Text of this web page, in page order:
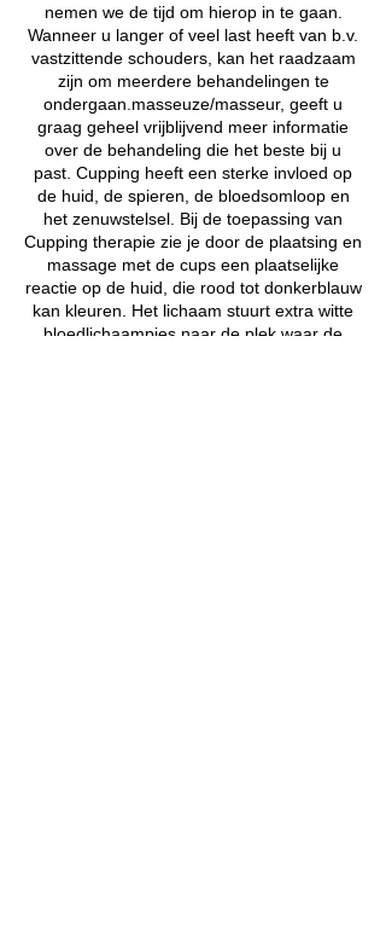
nemen we de tijd om hierop in te gaan.
Wanneer u langer of veel last heeft van b.v.
vastzittende schouders, kan het raadzaam
zijn om meerdere behandelingen te
ondergaan.masseuze/masseur, geeft u
graag geheel vrijblijvend meer informatie
over de behandeling die het beste bij u
past. Cupping heeft een sterke invloed op
de huid, de spieren, de bloedsomloop en
het zenuwstelsel. Bij de toepassing van
Cupping therapie zie je door de plaatsing en
massage met de cups een plaatselijke
reactie op de huid, die rood tot donkerblauw
kan kleuren. Het lichaam stuurt extra witte
bloedlichaampjes naar de plek waar de